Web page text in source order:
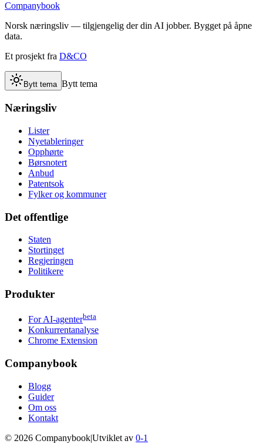
Companybook
Norsk næringsliv — tilgjengelig der din AI jobber. Bygget på åpne
data.
Et prosjekt fra D&CO
Bytt tema Bytt tema
Næringsliv
Lister
Nyetableringer
Opphørte
Børsnotert
Anbud
Patentsok
Fylker og kommuner
Det offentlige
Staten
Stortinget
Regjeringen
Politikere
Produkter
For AI-agenterbeta
Konkurrentanalyse
Chrome Extension
Companybook
Blogg
Guider
Om oss
Kontakt
© 2026 Companybook|Utviklet av 0-1